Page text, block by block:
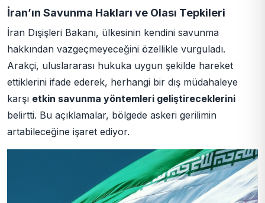
İran’ın Savunma Hakları ve Olası Tepkileri
İran Dışişleri Bakanı, ülkesinin kendini savunma
hakkından vazgeçmeyeceğini özellikle vurguladı.
Arakçi, uluslararası hukuka uygun şekilde hareket
ettiklerini ifade ederek, herhangi bir dış müdahaleye
karşı etkin savunma yöntemleri geliştireceklerini
belirtti. Bu açıklamalar, bölgede askeri gerilimin
artabileceğine işaret ediyor.